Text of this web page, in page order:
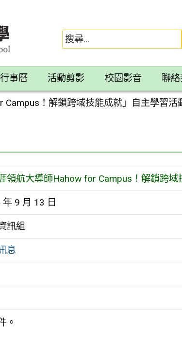
事曆 活動剪影 校園影音 聯絡
Campus！解鎖跨域技能成就」自主學習活
涯領航大導師Hahow for Campus！解鎖跨
9 月 13 日
訊組
息
。